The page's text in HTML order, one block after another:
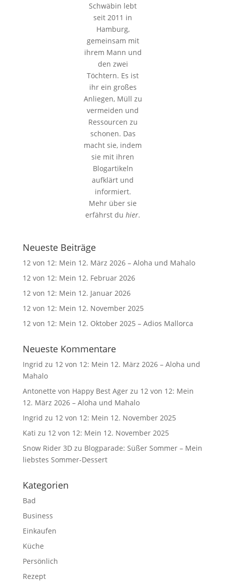
Schwäbin lebt
seit 2011 in
Hamburg,
gemeinsam mit
ihrem Mann und
den zwei
Töchtern. Es ist
ihr ein großes
Anliegen, Müll zu
vermeiden und
Ressourcen zu
schonen. Das
macht sie, indem
sie mit ihren
Blogartikeln
aufklärt und
informiert.
Mehr über sie
erfährst duhier.
Neueste Beiträge
12 von 12: Mein 12. März 2026 – Aloha und Mahalo
12 von 12: Mein 12. Februar 2026
12 von 12: Mein 12. Januar 2026
12 von 12: Mein 12. November 2025
12 von 12: Mein 12. Oktober 2025 – Adios Mallorca
Neueste Kommentare
Ingrid zu 12 von 12: Mein 12. März 2026 – Aloha und
Mahalo
Antonette von Happy Best Agerzu 12 von 12: Mein
12. März 2026 – Aloha und Mahalo
Ingrid zu 12 von 12: Mein 12. November 2025
Kati zu 12 von 12: Mein 12. November 2025
Snow Rider 3Dzu Blogparade: Süßer Sommer – Mein
liebstes Sommer-Dessert
Kategorien
Bad
Business
Einkaufen
Küche
Persönlich
Rezept